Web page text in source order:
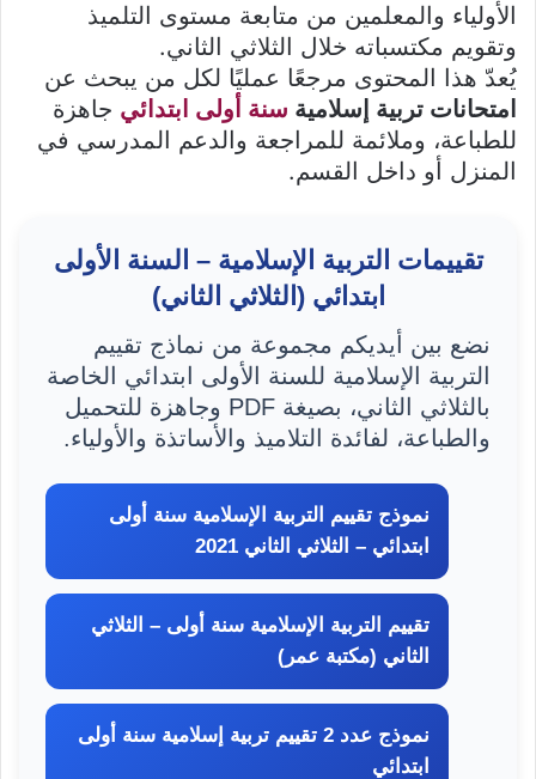
الأولياء والمعلمين من متابعة مستوى التلميذ
وتقويم مكتسباته خلال الثلاثي الثاني.
يُعدّ هذا المحتوى مرجعًا عمليًا لكل من يبحث عن
امتحانات تربية إسلامية سنة أولى ابتدائي جاهزة
للطباعة، وملائمة للمراجعة والدعم المدرسي في
المنزل أو داخل القسم.
تقييمات التربية الإسلامية – السنة الأولى
ابتدائي (الثلاثي الثاني)
نضع بين أيديكم مجموعة من نماذج تقييم
التربية الإسلامية للسنة الأولى ابتدائي الخاصة
بالثلاثي الثاني، بصيغة PDF وجاهزة للتحميل
والطباعة، لفائدة التلاميذ والأساتذة والأولياء.
نموذج تقييم التربية الإسلامية سنة أولى
ابتدائي – الثلاثي الثاني 2021
تقييم التربية الإسلامية سنة أولى – الثلاثي
الثاني (مكتبة عمر)
نموذج عدد 2 تقييم تربية إسلامية سنة أولى
ابتدائي